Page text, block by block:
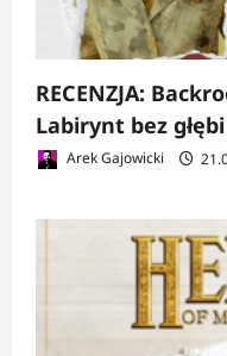
RECENZJA:
Labirynt bez głębi
Arek Gajowicki